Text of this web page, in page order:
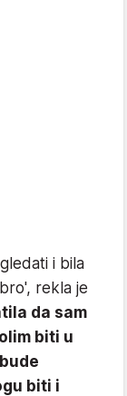
i bila
rekla je
da sam
biti u
biti i